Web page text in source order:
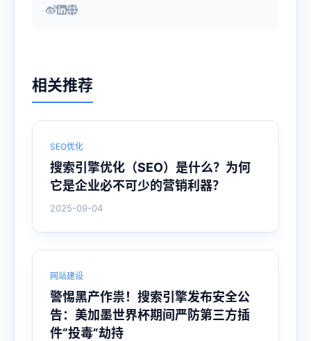
相关推荐
SEO优化
搜索引擎优化（SEO）是什么？为何
它是企业必不可少的营销利器？
2025-09-04
网站建设
警惕黑产作祟！搜索引擎发布安全公
告：美加墨世界杯期间严防第三方插
件“投毒”劫持